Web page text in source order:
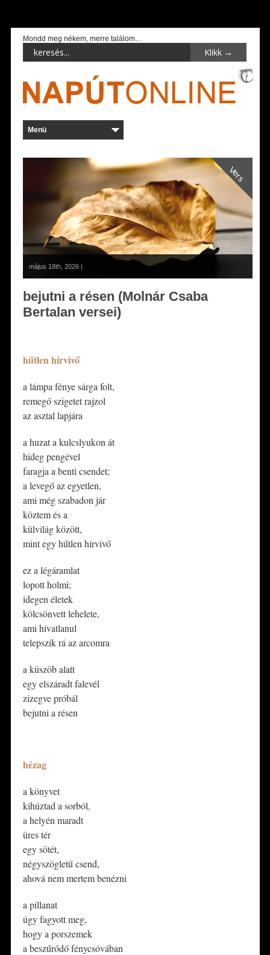
Mondd meg nékem, merre találom…
Vers
május 18th, 2026 |
bejutni a résen (Molnár Csaba
Bertalan versei)
hűtlen hírvivő
​a lámpa fénye sárga folt,
remegő szigetet rajzol
az asztal lapjára
​a huzat a kulcslyukon át
hideg pengével
faragja a benti csendet;
a levegő az egyetlen,
ami még szabadon jár
köztem és a
külvilág között,
mint egy hűtlen hírvivő
​ez a légáramlat
lopott holmi;
idegen életek
kölcsönvett lehelete,
ami hívatlanul
telepszik rá az arcomra
​a küszöb alatt
egy elszáradt falevél
zizegve próbál
bejutni a résen
hézag
​a könyvet
kihúztad a sorból,
a helyén maradt
üres tér
egy sötét,
négyszögletű csend,
ahová nem mertem benézni
​a pillanat
úgy fagyott meg,
hogy a porszemek
a beszűrődő fénycsóvában